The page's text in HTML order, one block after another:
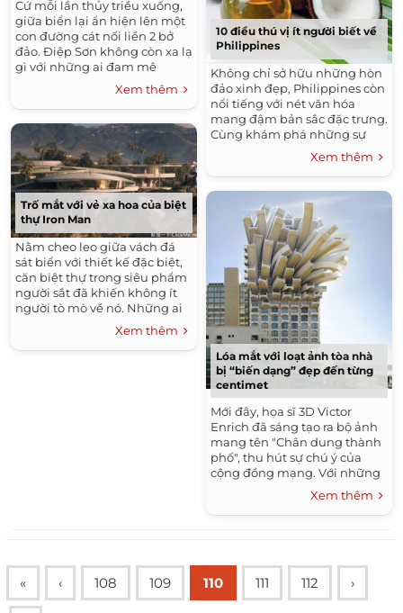
Cứ mỗi lần thủy triều xuống,
giữa biển lại ẩn hiện lên một
con đường cát nối liền 2 bở
đảo. Điệp Sơn không còn xa lạ
gì với những ai đam mê
khám phá bởi vẻ đẹp hoang
Xem thêm
Trố mắt với vẻ xa hoa của biệt
thự Iron Man
Nằm cheo leo giữa vách đá
sát biển với thiết kế đặc biệt,
căn biệt thự trong siêu phẩm
người sắt đã khiến không ít
người tò mò về nó. Những ai
đã xem Iron Man chắc hẳn
còn nhớ căn biệt...
Xem thêm
10 điều thú vị ít người biết về
Philippines
Không chỉ sở hữu những hòn
đảo xinh đẹp, Philippines còn
nổi tiếng với nét văn hóa
mang đậm bản sắc đặc trưng.
Cùng khám phá những sự
thật thú vị ít người biết về
Philippines nào! Được...
Xem thêm
Lóa mắt với loạt ảnh tòa nhà
bị “biến dạng” đẹp đến từng
centimet
Mới đây, họa sĩ 3D Victor
Enrich đã sáng tạo ra bộ ảnh
mang tên "Chân dung thành
phố", thu hút sự chú ý của
cộng đồng mạng. Với những
ý tưởng sáng tạo vô hạn,
Victor Enrich – một họa sĩ vẽ...
Xem thêm
« ‹ 108 109 110 111 112 ›